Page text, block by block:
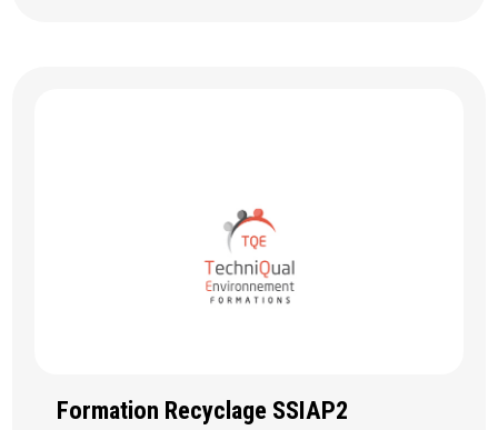
Formation Recyclage SSIAP2